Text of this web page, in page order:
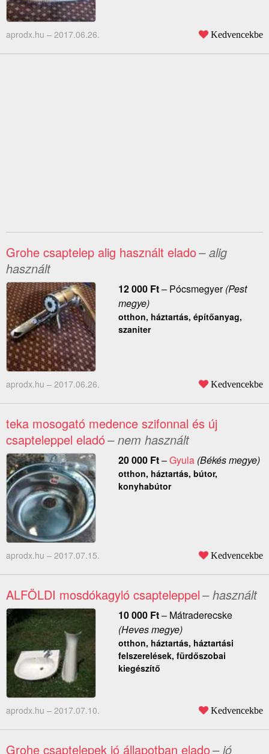
aprodx.hu – 2017.06.26. Kedvencekbe
Grohe csaptelep alig használt elado– alig
használt
12 000 Ft– Pócsmegyer(Pest
megye)
otthon, háztartás, építőanyag,
szaniter
aprodx.hu – 2017.06.26. Kedvencekbe
teka mosogató medence szifonnal és új
csapteleppel eladó– nem használt
20 000 Ft–Gyula(Békés megye)
otthon, háztartás, bútor,
konyhabútor
aprodx.hu – 2017.07.15. Kedvencekbe
ALFÖLDI mosdókagyló csapteleppel– használt
10 000 Ft– Mátraderecske
(Heves megye)
otthon, háztartás, háztartási
felszerelések, fürdőszobai
kiegészítő
aprodx.hu – 2017.07.10. Kedvencekbe
Grohe csaptelepek jó állapotban elado– jó